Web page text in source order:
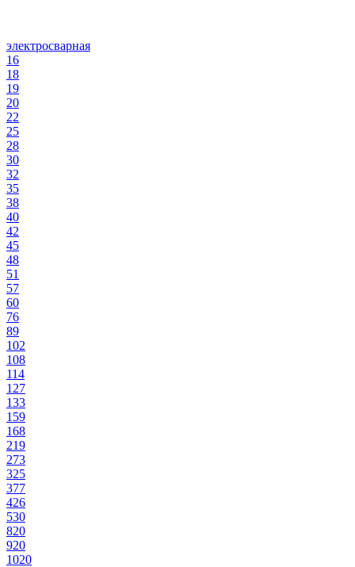
электросварная
16
18
19
20
22
25
28
30
32
35
38
40
42
45
48
51
57
60
76
89
102
108
114
127
133
159
168
219
273
325
377
426
530
820
920
1020